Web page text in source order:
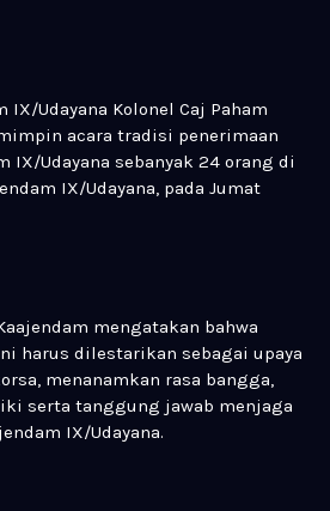
IX/Udayana Kolonel Caj Paham
acara tradisi penerimaan
IX/Udayana sebanyak 24 orang di
IX/Udayana, pada Jumat
mengatakan bahwa
harus dilestarikan sebagai upaya
menanamkan rasa bangga,
serta tanggung jawab menjaga
IX/Udayana.